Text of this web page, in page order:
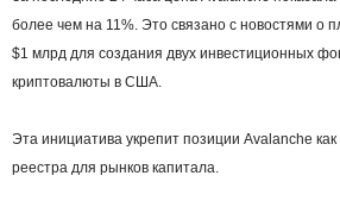
более чем на 11%. Это связано с новостями о
$1 млрд для создания двух инвестиционных
криптовалюты в США.
Эта инициатива укрепит позиции Avalanche
реестра для рынков капитала.